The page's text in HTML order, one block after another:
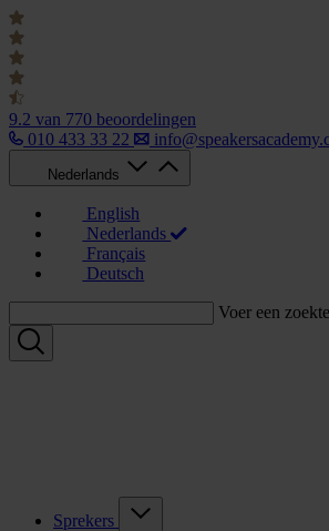
9.2 van 770 beoordelingen
010 433 33 22
Nederlands
English
Nederlands
Français
Deutsch
Voer een
Sprekers